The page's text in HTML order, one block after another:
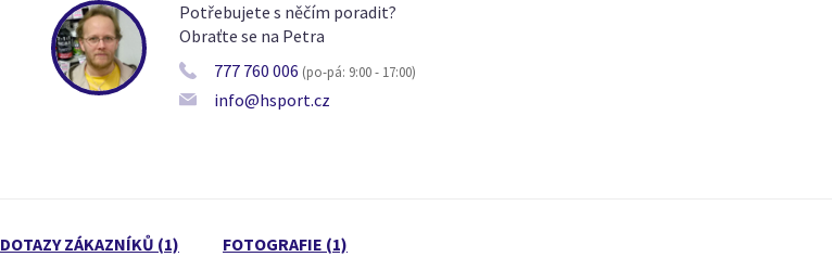
Potřebujete s něčím poradit?
Obraťte se na Petra
777 760 006 (po-pá: 9:00 - 17:00)
info@hsport.cz
DOTAZY ZÁKAZNÍKŮ (1) FOTOGRAFIE (1)